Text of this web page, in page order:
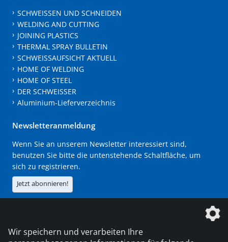
SCHWEISSEN UND SCHNEIDEN
WELDING AND CUTTING
JOINING PLASTICS
THERMAL SPRAY BULLETIN
SCHWEISSAUFSICHT AKTUELL
HOME OF WELDING
HOME OF STEEL
DER SCHWEISSER
Aluminium-Lieferverzeichnis
Newsletteranmeldung
Wenn Sie an unserem Newsletter interessiert sind,
benutzen Sie bitte die untenstehende Schaltfläche, um
sich zu registrieren.
Jetzt abonnieren!
Die DVS Media GmbH ist ein Unternehmen der
Wir speichern und verarbeiten Ihre